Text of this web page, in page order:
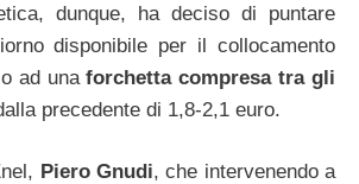
dunque, ha deciso di puntare
disponibile per il collocamento
ad unaforchetta compresa tra gli
precedente di 1,8-2,1 euro.
Piero Gnudi, che intervenendo a